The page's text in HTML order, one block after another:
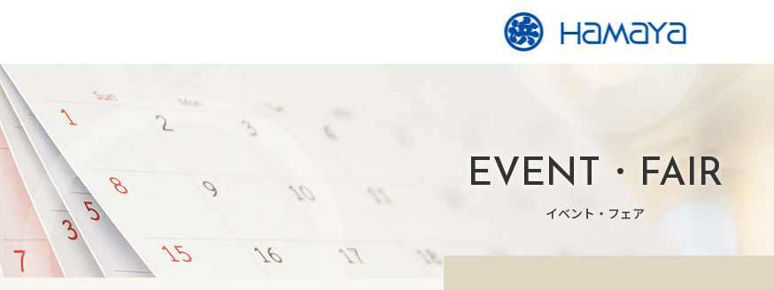
EVENT・FAIR
イベント・フェア